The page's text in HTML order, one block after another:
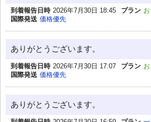
到着報告日時 2026年7月30日 18:45 プラン
国際発送 価格優先
ありがとうございます。
到着報告日時 2026年7月30日 17:07 プラン
国際発送 価格優先
ありがとうございます。